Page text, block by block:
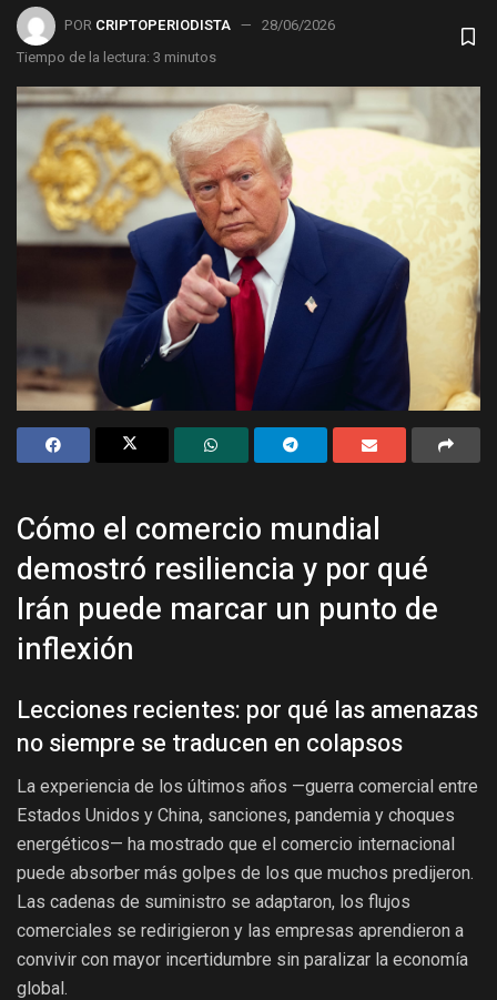
POR CRIPTOPERIODISTA
28/06/2026
Tiempo de la lectura: 3 minutos
Cómo el comercio mundial
demostró resiliencia y por qué
Irán puede marcar un punto de
inflexión
Lecciones recientes: por qué las amenazas
no siempre se traducen en colapsos
La experiencia de los últimos años —guerra comercial entre
Estados Unidos y China, sanciones, pandemia y choques
energéticos— ha mostrado que el comercio internacional
puede absorber más golpes de los que muchos predijeron.
Las cadenas de suministro se adaptaron, los flujos
comerciales se redirigieron y las empresas aprendieron a
convivir con mayor incertidumbre sin paralizar la economía
global.